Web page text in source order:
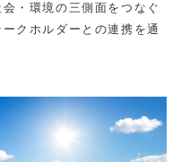
・環境の三側面をつなぐ
クホルダーとの連携を通